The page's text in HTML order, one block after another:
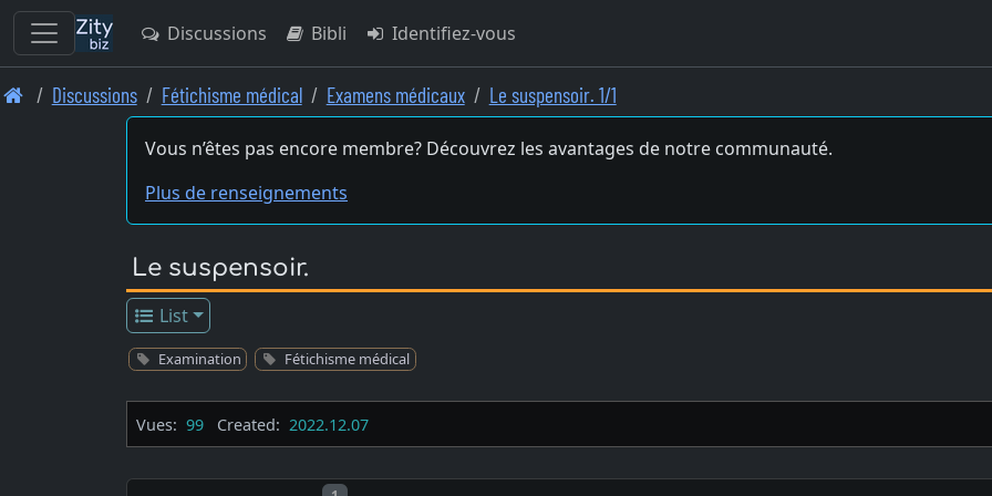
Skip
Discussions Bibli Identifiez-vous
Discussions Fétichisme médical Examens médicaux Le suspensoir. 1/1
Vous n’êtes pas encore membre? Découvrez les avantages de notre communauté.
Plus de renseignements
Le suspensoir.
List
Examination Fétichisme médical
Vues: 99 Created: 2022.12.07